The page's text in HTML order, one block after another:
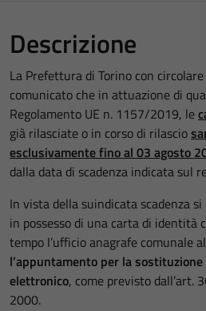
Descrizione
La Prefettura di Torino con
comunicato che in attuazione di
Regolamento UE n. 1157/2019, le
già rilasciate o in corso di rilascio
esclusivamente fino al 03 agosto
dalla data di scadenza indicata sul
In vista della suindicata scadenza
in possesso di una carta di identità
tempo l’ufficio anagrafe comunale
l’appuntamento per la
elettronico, come previsto dall’art.
2000.